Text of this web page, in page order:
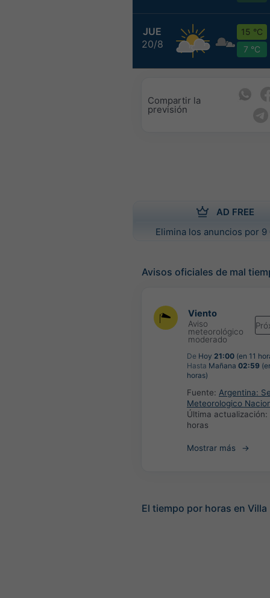
JUE
20/8
15 °C
7 °C
Compartir la
previsión
AD FREE
Elimina los anuncios por 9
Avisos oficiales de mal
Viento
Aviso
meteorológico
moderado
De Hoy 21:00 (en 11
Hasta Mañana 02:59
horas)
Fuente: Argentina:
Meteorologico
Última actualización:
horas
Mostrar más
El tiempo por horas en